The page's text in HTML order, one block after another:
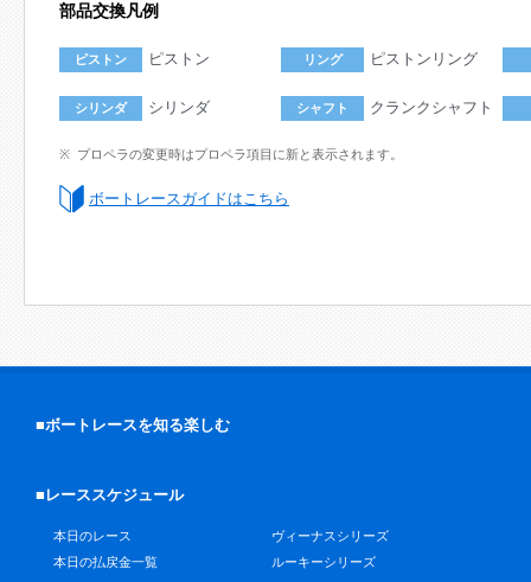
部品交換凡例
ピストン ピストン リング ピストンリング
シリンダ シリンダ シャフト クランクシャフト
プロペラの変更時はプロペラ項目に新と表示されます。
ボートレースガイドはこちら
■ボートレースを知る楽しむ
■レーススケジュール
本日のレース
本日の払戻金一覧
ヴィーナスシリーズ
ルーキーシリーズ